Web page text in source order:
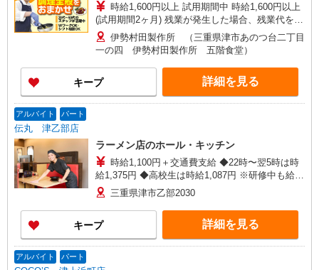
時給1,600円以上 試用期間中 時給1,600円以上
(試用期間2ヶ月) 残業が発生した場合、残業代を1
分単位で別途支給します。
伊勢村田製作所 （三重県津市あのつ台二丁目
一の四 伊勢村田製作所 五階食堂）
キープ 詳細を見る
アルバイト パート
伝丸 津乙部店
ラーメン店のホール・キッチン
時給1,100円＋交通費支給 ◆22時〜翌5時は時
給1,375円 ◆高校生は時給1,087円 ※研修中も給与
の変動なし
三重県津市乙部2030
キープ 詳細を見る
アルバイト パート